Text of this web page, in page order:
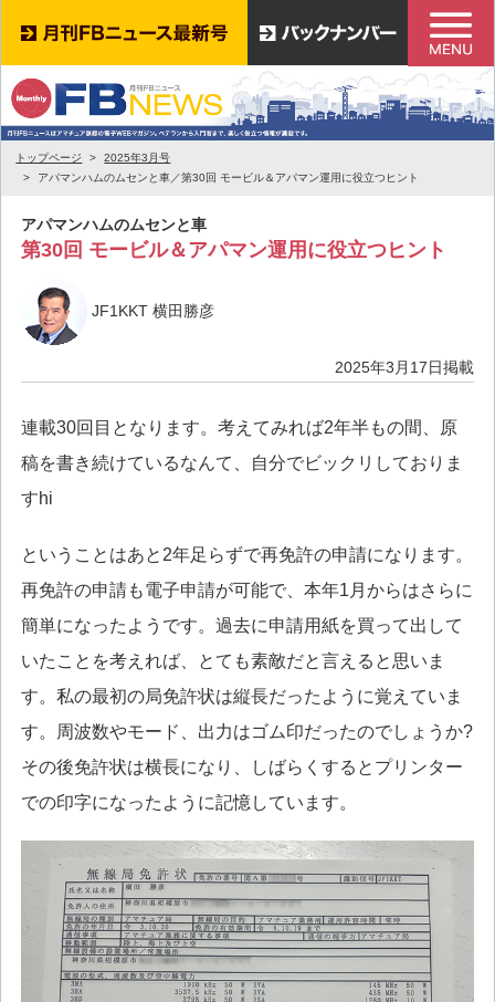
トップページ
2025年3月号
アパマンハムのムセンと車／第30回 モービル＆アパマン運用に役立つヒント
アパマンハムのムセンと車
第30回 モービル＆アパマン運用に役立つヒント
JF1KKT 横田勝彦
2025年3月17日掲載
連載30回目となります。考えてみれば2年半もの間、原
稿を書き続けているなんて、自分でビックリしておりま
すhi
ということはあと2年足らずで再免許の申請になります。
再免許の申請も電子申請が可能で、本年1月からはさらに
簡単になったようです。過去に申請用紙を買って出して
いたことを考えれば、とても素敵だと言えると思いま
す。私の最初の局免許状は縦長だったように覚えていま
す。周波数やモード、出力はゴム印だったのでしょうか?
その後免許状は横長になり、しばらくするとプリンター
での印字になったように記憶しています。